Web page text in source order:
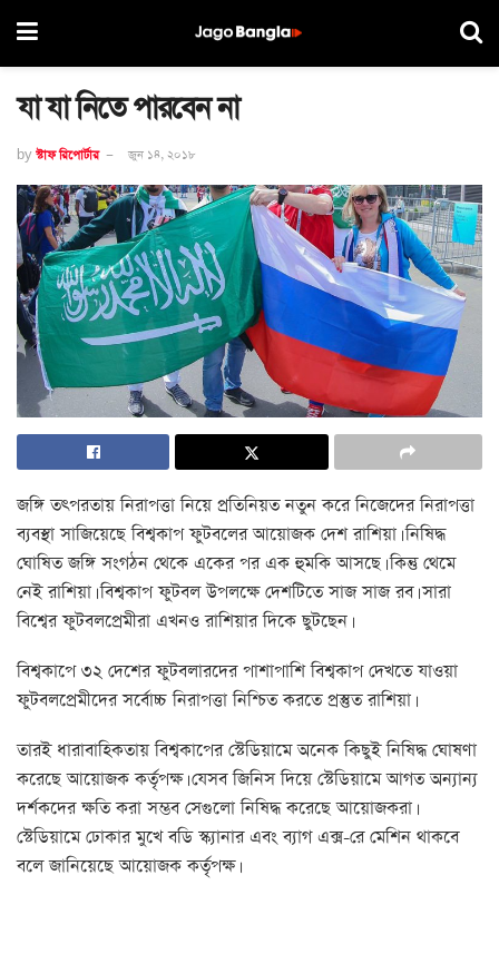
যা যা নিতে পারবেন না
by স্টাফ রিপোর্টার জুন ১৪, ২০১৮
জঙ্গি তৎপরতায় নিরাপত্তা নিয়ে প্রতিনিয়ত নতুন করে নিজেদের নিরাপত্তা
ব্যবস্থা সাজিয়েছে বিশ্বকাপ ফুটবলের আয়োজক দেশ রাশিয়া। নিষিদ্ধ
ঘোষিত জঙ্গি সংগঠন থেকে একের পর এক হুমকি আসছে। কিন্তু থেমে
নেই রাশিয়া। বিশ্বকাপ ফুটবল উপলক্ষে দেশটিতে সাজ সাজ রব। সারা
বিশ্বের ফুটবলপ্রেমীরা এখনও রাশিয়ার দিকে ছুটছেন।
বিশ্বকাপে ৩২ দেশের ফুটবলারদের পাশাপাশি বিশ্বকাপ দেখতে যাওয়া
ফুটবলপ্রেমীদের সর্বোচ্চ নিরাপত্তা নিশ্চিত করতে প্রস্তুত রাশিয়া।
তারই ধারাবাহিকতায় বিশ্বকাপের স্টেডিয়ামে অনেক কিছুই নিষিদ্ধ ঘোষণা
করেছে আয়োজক কর্তৃপক্ষ। যেসব জিনিস দিয়ে স্টেডিয়ামে আগত অন্যান্য
দর্শকদের ক্ষতি করা সম্ভব সেগুলো নিষিদ্ধ করেছে আয়োজকরা।
স্টেডিয়ামে ঢোকার মুখে বডি স্ক্যানার এবং ব্যাগ এক্স-রে মেশিন থাকবে
বলে জানিয়েছে আয়োজক কর্তৃপক্ষ।